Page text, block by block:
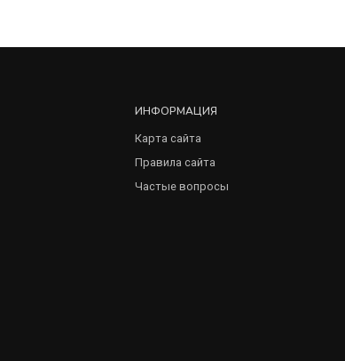
ИНФОРМАЦИЯ
Карта сайта
Правила сайта
Частые вопросы